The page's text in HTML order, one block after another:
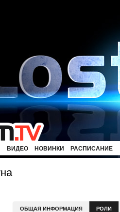
ВИДЕО НОВИНКИ РАСПИСАНИЕ
ОБЩАЯ ИНФОРМАЦИЯ РОЛИ